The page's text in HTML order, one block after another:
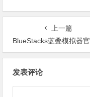
上一篇
BlueStacks蓝叠模拟器官方原版-没有预装软件和广告
发表评论